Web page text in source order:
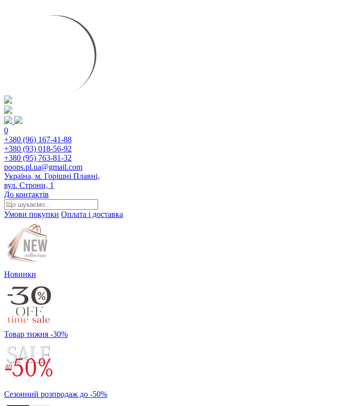
0
+380 (96) 167-41-88
+380 (93) 018-56-92
+380 (95) 763-81-32
poops.pl.ua@gmail.com
Україна, м. Горішні Плавні,
вул. Строни, 1
До контактів
Умови покупки Оплата і доставка
Новинки
Товар тижня -30%
Сезонний розпродаж до -50%